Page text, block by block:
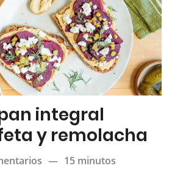
integral
y remolacha
— 15 minutos